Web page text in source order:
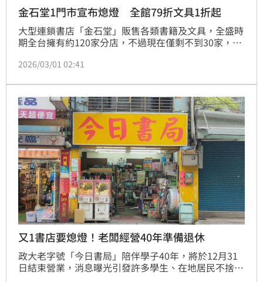
金石堂1門市宣布熄燈 全館79折文具1折起
大型連鎖書店「金石堂」販售各類書籍及文具，全盛時
期全台擁有約120家分店，不過現在僅剩不到30家，而
日出清大拍賣，全館79折起。消息曝光後，讓一票在地
2026/03/01 02:41
又1書店要熄燈！老闆經營40年準備退休
政大老字號「今日書局」陪伴學子40年，將於12月31
日結束營業，消息曝光引發許多學生、在地居民不捨。